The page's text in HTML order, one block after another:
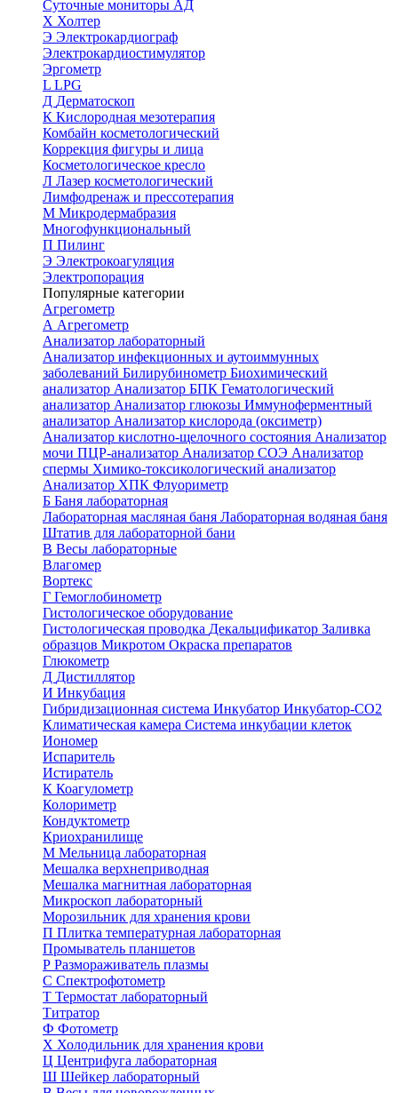
Суточные мониторы АД
Х Холтер
Э Электрокардиограф
Электрокардиостимулятор
Эргометр
L LPG
Д Дерматоскоп
К Кислородная мезотерапия
Комбайн косметологический
Коррекция фигуры и лица
Косметологическое кресло
Л Лазер косметологический
Лимфодренаж и прессотерапия
М Микродермабразия
Многофункциональный
П Пилинг
Э Электрокоагуляция
Электропорация
Популярные категории
Агрегометр
А Агрегометр
Анализатор лабораторный
Анализатор инфекционных и аутоиммунных
заболеваний Билирубинометр Биохимический
анализатор Анализатор БПК Гематологический
анализатор Анализатор глюкозы Иммуноферментный
анализатор Анализатор кислорода (оксиметр)
Анализатор кислотно-щелочного состояния Анализатор
мочи ПЦР-анализатор Анализатор СОЭ Анализатор
спермы Химико-токсикологический анализатор
Анализатор ХПК Флуориметр
Б Баня лабораторная
Лабораторная масляная баня Лабораторная водяная баня
Штатив для лабораторной бани
В Весы лабораторные
Влагомер
Вортекс
Г Гемоглобинометр
Гистологическое оборудование
Гистологическая проводка Декальцификатор Заливка
образцов Микротом Окраска препаратов
Глюкометр
Д Дистиллятор
И Инкубация
Гибридизационная система Инкубатор Инкубатор-СО2
Климатическая камера Система инкубации клеток
Иономер
Испаритель
Истиратель
К Коагулометр
Колориметр
Кондуктометр
Криохранилище
М Мельница лабораторная
Мешалка верхнеприводная
Мешалка магнитная лабораторная
Микроскоп лабораторный
Морозильник для хранения крови
П Плитка температурная лабораторная
Промыватель планшетов
Р Размораживатель плазмы
С Спектрофотометр
Т Термостат лабораторный
Титратор
Ф Фотометр
Х Холодильник для хранения крови
Ц Центрифуга лабораторная
Ш Шейкер лабораторный